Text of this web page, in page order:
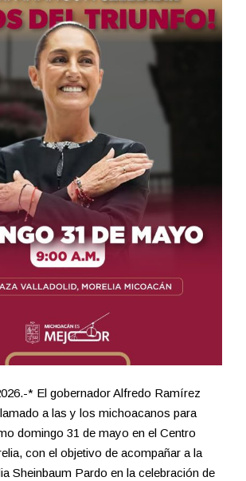
* El gobernador Alfredo Ramírez
a las y los michoacanos para
domingo 31 de mayo en el Centro
con el objetivo de acompañar a la
Sheinbaum Pardo en la celebración de